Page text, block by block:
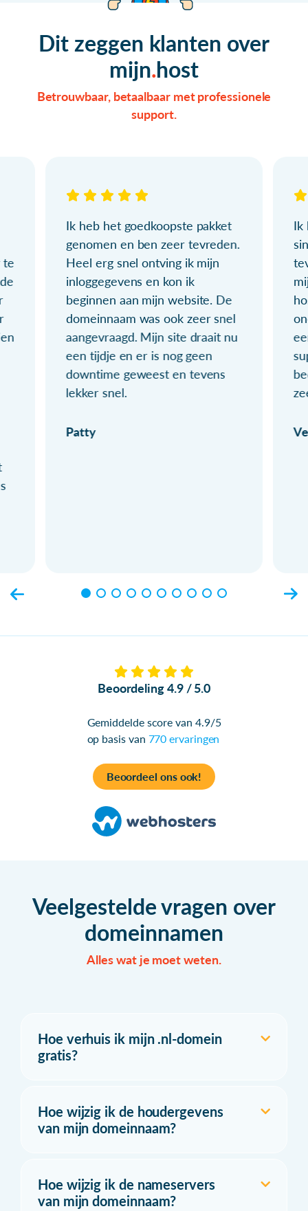
Dit zeggen klanten over
mijn host
Betrouwbaar, betaalbaar met professionele
support.
te
Ik heb het goedkoopste pakket
genomen en ben zeer tevreden.
Heel erg snel ontving ik mijn
inloggegevens en kon ik
beginnen aan mijn website. De
domeinnaam was ook zeer snel
aangevraagd. Mijn site draait nu
een tijdje en er is nog geen
downtime geweest en tevens
lekker snel.
Patty
Ik
Beoordeling 4.9 / 5.0
Gemiddelde score van 4.9/5
op basis van 770 ervaringen
Beoordeel ons ook!
Veelgestelde vragen over
domeinnamen
Alles wat je moet weten.
Hoe verhuis ik mijn .nl-domein
gratis?
Hoe wijzig ik de houdergevens
van mijn domeinnaam?
Hoe wijzig ik de nameservers
van mijn domeinnaam?